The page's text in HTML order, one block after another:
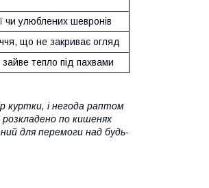
чи улюблених шевронів
що не закриває огляд
тепло під пахвами
куртки, і негода раптом
розкладено по кишенях
для перемоги над будь-